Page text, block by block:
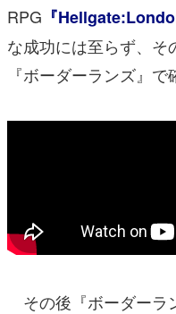
RPG 『
な成功には至らず、
『ボーダーランズ』で
その後『ボーダーラ